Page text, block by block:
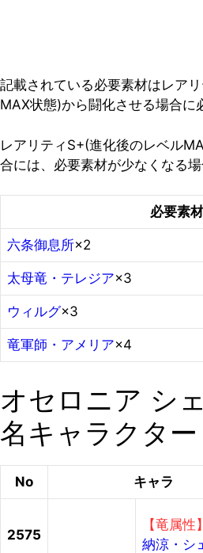
記載されている必要素材はレア
MAX状態)から闘化させる場合に
レアリティS+(進化後のレベル
合には、必要素材が少なくなる場
必要素材
六条御息所×2
太母竜・テレジア×3
ウィルグ×3
竜軍師・アメリア×4
オセロニア シ
名キャラクター
No キャラ
2575
【竜属性】
納涼・シ